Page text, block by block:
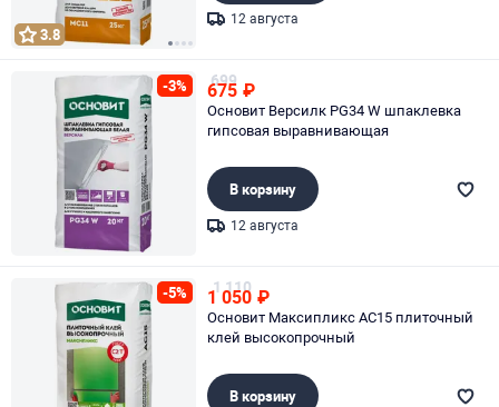
3.8
12 августа
-3% 699
675 ₽
Основит Версилк PG34 W шпаклевка
гипсовая выравнивающая
В корзину
12 августа
-5% 1 110
1 050 ₽
Основит Максипликс АС15 плиточный
клей высокопрочный
В корзину